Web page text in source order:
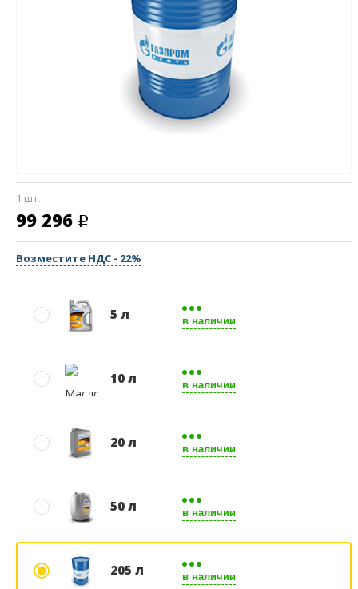
1 шт.
99 296
Возместите НДС - 22%
5 л в наличии
10 л в наличии
20 л в наличии
50 л в наличии
205 л в наличии